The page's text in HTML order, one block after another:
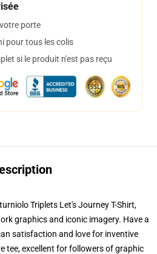
porte
pour tous les colis
si le produit n'est pas reçu
Triplets Let's Journey T-Shirt,
graphics and iconic imagery. Have a
satisfaction and love for inventive
tee, excellent for followers of graphic